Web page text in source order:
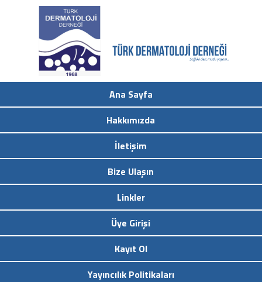
Ana Sayfa
Hakkımızda
İletişim
Bize Ulaşın
Linkler
Üye Girişi
Kayıt Ol
Yayıncılık Politikaları